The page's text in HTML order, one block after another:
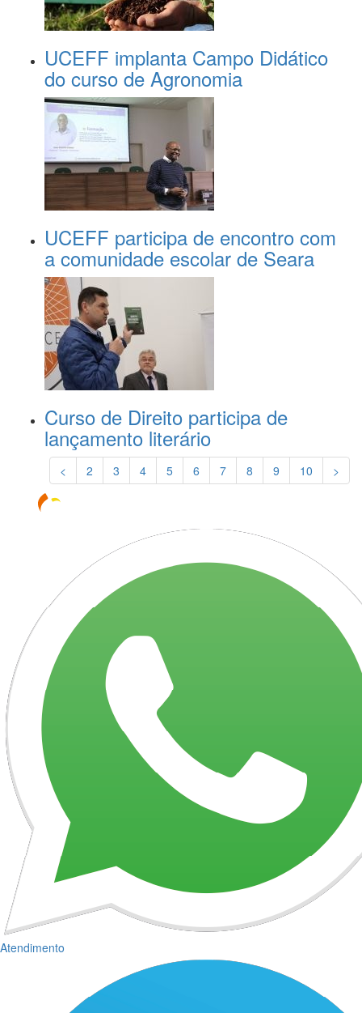
UCEFF implanta Campo Didático
do curso de Agronomia
UCEFF participa de encontro com
a comunidade escolar de Seara
Curso de Direito participa de
lançamento literário
< 2 3 4 5 6 7 8 9 10 >
Atendimento